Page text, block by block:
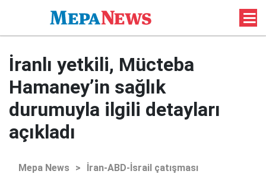
İranlı yetkili, Mücteba
Hamaney’in sağlık
durumuyla ilgili detayları
açıkladı
Mepa News > İran-ABD-İsrail çatışması